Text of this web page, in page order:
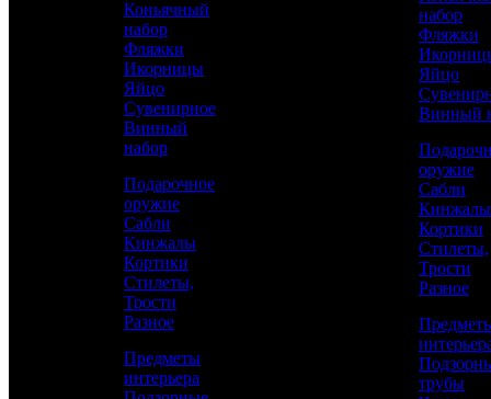
Королевское
Аристократ
Яйцо Сувенирное
Коньячный
набор
Фляжки
Икорницы
Яйцо
Сувенирное
Винный
набор
Подарочное
оружие
Сабли
Кинжалы
Кортики
Стилеты,
Трости
Разное
Предметы
интерьера
набор
Фляжки
Яйцо
Винный
оружие
Сабли
Кинжалы
Кортики
Стилеты,
Трости
Разное
трубы